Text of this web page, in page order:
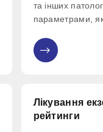
та інших
параметрами,
стан паренхіми,
наявність
Лікування
рейтинги